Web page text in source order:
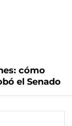
cómo
el Senado